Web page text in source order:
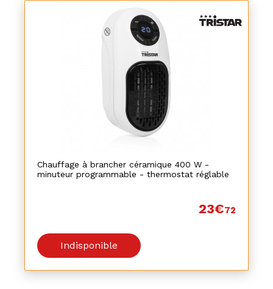
Chauffage à brancher céramique 400 W -
minuteur programmable - thermostat réglable
23€72
Indisponible